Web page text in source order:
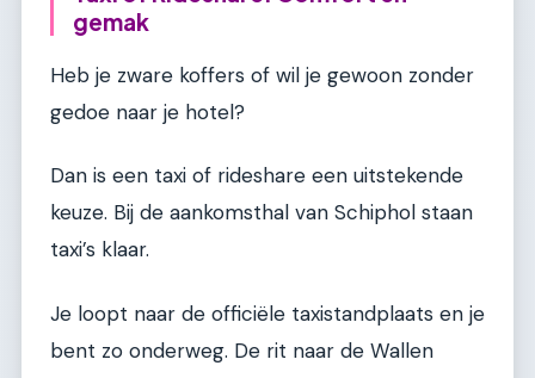
gemak
Heb je zware koffers of wil je gewoon zonder
gedoe naar je hotel?
Dan is een taxi of rideshare een uitstekende
keuze. Bij de aankomsthal van Schiphol staan
taxi’s klaar.
Je loopt naar de officiële taxistandplaats en je
bent zo onderweg. De rit naar de Wallen